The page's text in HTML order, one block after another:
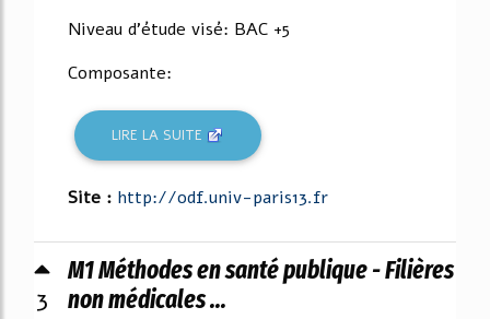
Niveau d'étude visé: BAC +5
Composante:
LIRE LA SUITE
Site : http://odf.univ-paris13.fr
3
M1 Méthodes en santé publique - Filières
non médicales ...